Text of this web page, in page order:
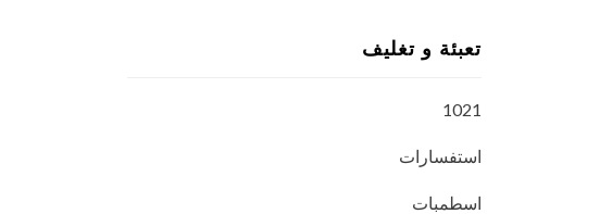
تعبئة و تغليف
1021
استفسارات
اسطمبات